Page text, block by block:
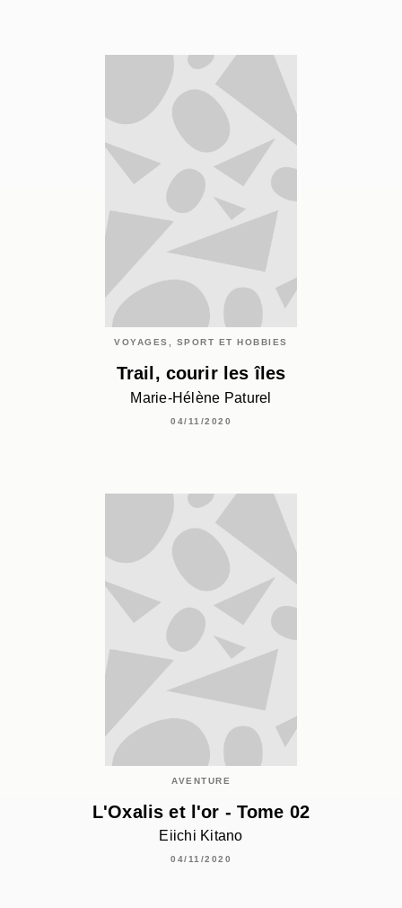
VOYAGES, SPORT ET HOBBIES
Trail, courir les îles
Marie-Hélène Paturel
04/11/2020
AVENTURE
L'Oxalis et l'or - Tome 02
Eiichi Kitano
04/11/2020